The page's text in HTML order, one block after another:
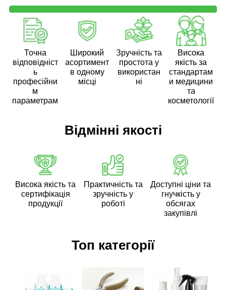
Точна
відповідніст
ь
професійни
м
параметрам
Широкий
асортимент
в одному
місці
Зручність та
простота у
використан
ні
Висока
якість за
стандартам
и медицини
та
косметології
Відмінні якості
Висока якість та
сертифікація
продукції
Практичність та
зручність у
роботі
Доступні ціни та
гнучкість у
обсягах
закупівлі
Топ категорії